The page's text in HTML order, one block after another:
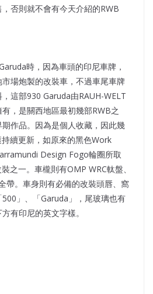
否則就不會有今天介紹的RWB
時，因為車頭的印尼車牌，
場炮製的改裝車，不過車尾車牌
這部930 Garuda由RAUH-WELT
，是關西地區最初幾部RWB之
作品。因為是個人收藏，因此幾
續更新，如原來的黑色Work
Design Fogo輪圈所取
之一。車櫳則有OMP WRC軚盤、
帶。車身則有必備的改裝頭唇、窩
」、「Garuda」，尾玻璃也有
有印尼的英文字樣。